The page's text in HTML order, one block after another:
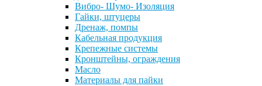
Вибро- Шумо- Изоляция
Гайки, штуцеры
Дренаж, помпы
Кабельная продукция
Крепежные системы
Кронштейны, ограждения
Масло
Материалы для пайки